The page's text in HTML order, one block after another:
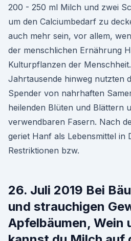
200 - 250 ml Milch und zwei
um den Calciumbedarf zu
auch mehr sein, vor allem,
der menschlichen Ernährung
Kulturpflanzen der
Jahrtausende hinweg nutzten
Spender von nahrhaften
heilenden Blüten und Blättern
verwendbaren Fasern. Nach
geriet Hanf als Lebensmittel in
Restriktionen bzw.
26. Juli 2019 Bei
und strauchigen
Apfelbäumen, Wein